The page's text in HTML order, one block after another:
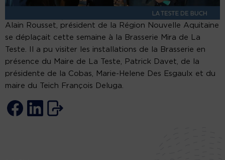
Alain Rousset, président de la Région Nouvelle Aquitaine
se déplaçait cette semaine à la Brasserie Mira de La
Teste. Il a pu visiter les installations de la Brasserie en
présence du Maire de La Teste, Patrick Davet, de la
présidente de la Cobas, Marie-Helene Des Esgaulx et du
maire du Teich François Deluga.